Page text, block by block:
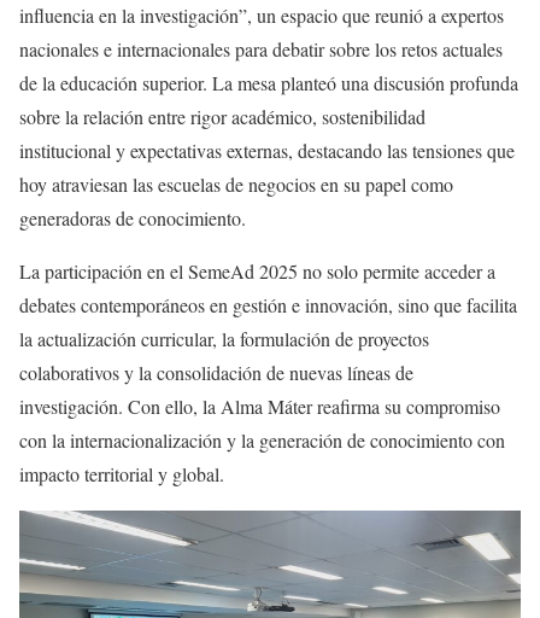
influencia en la investigación”, un espacio que reunió a expertos
nacionales e internacionales para debatir sobre los retos actuales
de la educación superior. La mesa planteó una discusión profunda
sobre la relación entre rigor académico, sostenibilidad
institucional y expectativas externas, destacando las tensiones que
hoy atraviesan las escuelas de negocios en su papel como
generadoras de conocimiento.
La participación en el SemeAd 2025 no solo permite acceder a
debates contemporáneos en gestión e innovación, sino que facilita
la actualización curricular, la formulación de proyectos
colaborativos y la consolidación de nuevas líneas de
investigación. Con ello, la Alma Máter reafirma su compromiso
con la internacionalización y la generación de conocimiento con
impacto territorial y global.